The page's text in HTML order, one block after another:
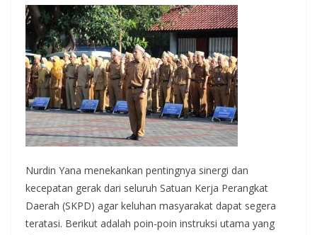
Nurdin Yana menekankan pentingnya sinergi dan
kecepatan gerak dari seluruh Satuan Kerja Perangkat
Daerah (SKPD) agar keluhan masyarakat dapat segera
teratasi. Berikut adalah poin-poin instruksi utama yang